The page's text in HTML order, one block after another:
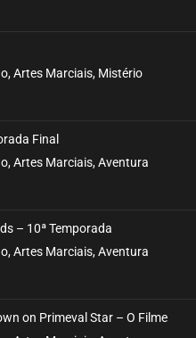
Artes Marciais, Mistério
Final
Artes Marciais, Aventura
– 10ª Temporada
Artes Marciais, Aventura
on Primeval Star – O Filme